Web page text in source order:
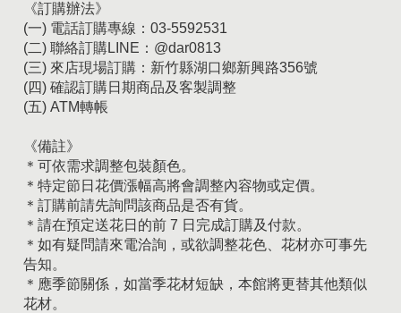
《訂購辦法》
(一) 電話訂購專線：03-5592531
(二) 聯絡訂購LINE：@dar0813
(三) 來店現場訂購：新竹縣湖口鄉新興路356號
(四) 確認訂購日期商品及客製調整
(五) ATM轉帳
《備註》
＊可依需求調整包裝顏色。
＊特定節日花價漲幅高將會調整內容物或定價。
＊訂購前請先詢問該商品是否有貨。
＊請在預定送花日的前 7 日完成訂購及付款。
＊如有疑問請來電洽詢，或欲調整花色、花材亦可事先
告知。
＊應季節關係，如當季花材短缺，本館將更替其他類似
花材。